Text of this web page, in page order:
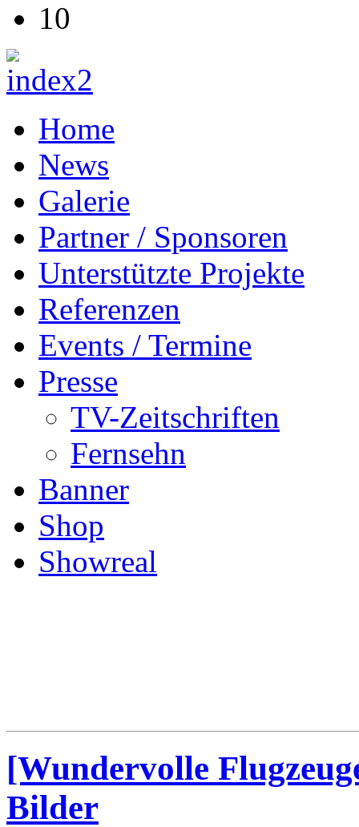
10
Home
News
Galerie
Partner / Sponsoren
Unterstützte Projekte
Referenzen
Events / Termine
Presse
TV-Zeitschriften
Fernsehn
Banner
Shop
Showreal
[Wundervolle
Bilder